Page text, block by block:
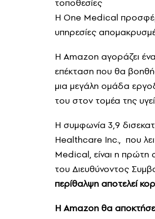
τοποθεσίες
Η One Medical
υπηρεσίες
Η Αmazon αγοράζει
επέκταση που θα
μια μεγάλη ομάδα
του στον τομέα της
Η συμφωνία 3,9
Healthcare Inc., που
Medical, είναι η πρώτη
του Διευθύνοντος
περίθαλψη αποτελεί
Η Amazon θα